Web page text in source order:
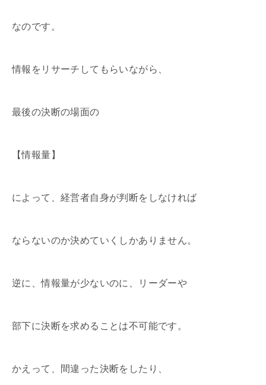
なのです。
情報をリサーチしてもらいながら、
最後の決断の場面の
【情報量】
によって、経営者自身が判断をしなければ
ならないのか決めていくしかありません。
逆に、情報量が少ないのに、リーダーや
部下に決断を求めることは不可能です。
かえって、間違った決断をしたり、